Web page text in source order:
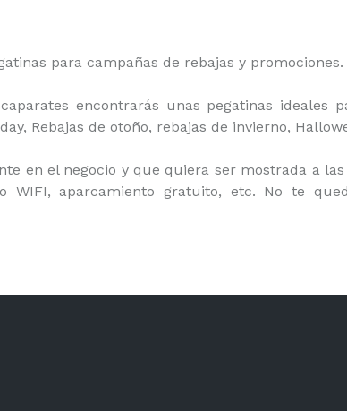
para campañas de rebajas y promociones.
encontrarás unas pegatinas ideales
Rebajas de otoño, rebajas de invierno,
en el negocio y que quiera ser mostrada a
WIFI, aparcamiento gratuito, etc. No te